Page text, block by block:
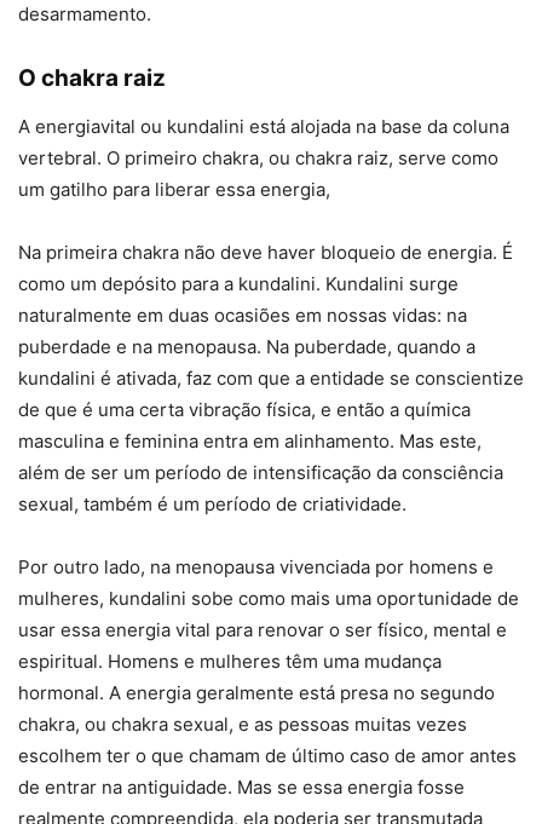
desarmamento.
O chakra raiz
A energiavital ou kundalini está alojada na base da coluna
vertebral. O primeiro chakra, ou chakra raiz, serve como
um gatilho para liberar essa energia,
Na primeira chakra não deve haver bloqueio de energia. É
como um depósito para a kundalini. Kundalini surge
naturalmente em duas ocasiões em nossas vidas: na
puberdade e na menopausa. Na puberdade, quando a
kundalini é ativada, faz com que a entidade se conscientize
de que é uma certa vibração física, e então a química
masculina e feminina entra em alinhamento. Mas este,
além de ser um período de intensificação da consciência
sexual, também é um período de criatividade.
Por outro lado, na menopausa vivenciada por homens e
mulheres, kundalini sobe como mais uma oportunidade de
usar essa energia vital para renovar o ser físico, mental e
espiritual. Homens e mulheres têm uma mudança
hormonal. A energia geralmente está presa no segundo
chakra, ou chakra sexual, e as pessoas muitas vezes
escolhem ter o que chamam de último caso de amor antes
de entrar na antiguidade. Mas se essa energia fosse
realmente compreendida, ela poderia ser transmutada